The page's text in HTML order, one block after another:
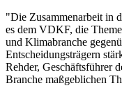
"Die Zusammenarbeit in
es dem VDKF, die
und Klimabranche
Entscheidungsträgern
Rehder, Geschäftsführer
Branche maßgeblichen